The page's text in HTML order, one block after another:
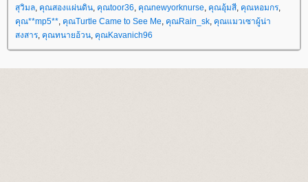
สุวิมล, คุณสองแผ่นดิน, คุณtoor36, คุณnewyorknurse, คุณอุ้มสี, คุณหอมกร,
คุณ**mp5**, คุณTurtle Came to See Me, คุณRain_sk, คุณแมวเซาผู้น่า
สงสาร, คุณทนายอ้วน, คุณKavanich96